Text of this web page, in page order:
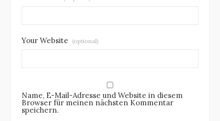
Your Website (optional)
Name, E-Mail-Adresse und Website in diesem
Browser für meinen nächsten Kommentar
speichern.